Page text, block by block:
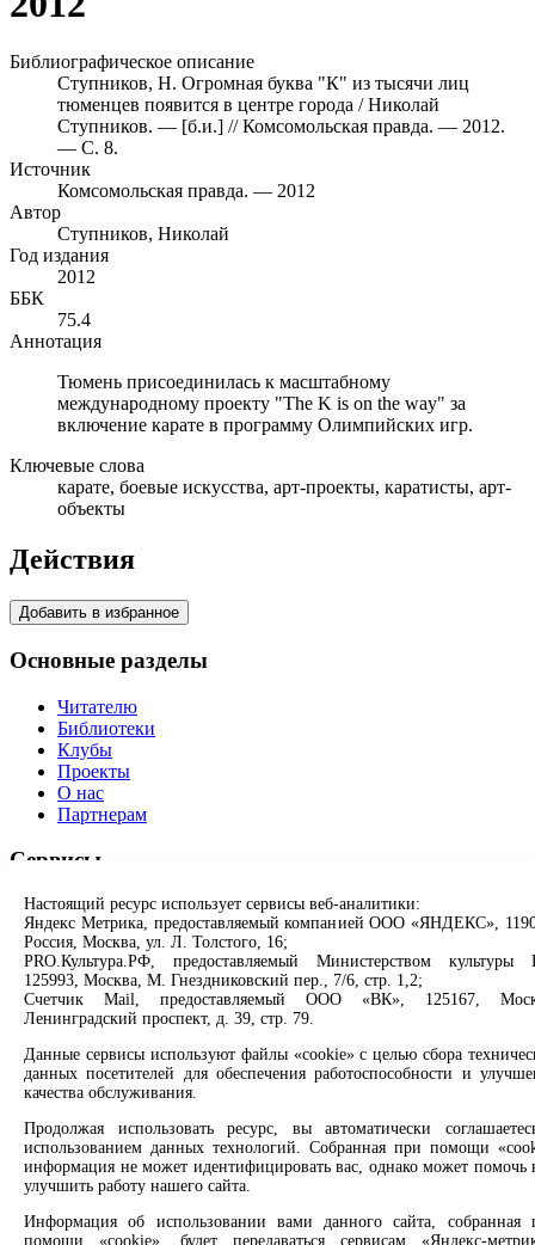
Библиографическое описание
Ступников, Н. Огромная буква "К" из тысячи лиц
тюменцев появится в центре города / Николай
Ступников. — [б.и.] // Комсомольская правда. — 2012.
— С. 8.
Источник
Комсомольская правда. — 2012
Автор
Ступников, Николай
Год издания
2012
ББК
75.4
Аннотация
Тюмень присоединилась к масштабному
международному проекту "The K is on the way" за
включение карате в программу Олимпийских игр.
Ключевые слова
карате, боевые искусства, арт-проекты, каратисты, арт-
объекты
Действия
Добавить в избранное
Основные разделы
Читателю
Библиотеки
Клубы
Проекты
О нас
Партнерам
Сервисы
Продлить книгу
Спроси библиотекаря
Спроси краеведа
Оцените качество услуг
Направить обращение директору
Вконтакте
Одноклассники
Max
Rutube
Заметили опечатку? Выделите текст с ошибкой и нажмите
клавиши Ctrl+Enter или ссылку ниже
Настоящий ресурс использует сервисы веб-аналитики:
Яндекс Метрика, предоставляемый компанией ООО «ЯНДЕКС»,
Россия, Москва, ул. Л. Толстого, 16;
PRO.Культура.РФ, предоставляемый Министерством культуры
125993, Москва, М. Гнездниковский пер., 7/6, стр. 1,2;
Счетчик Mail, предоставляемый ООО «ВК», 125167,
Ленинградский проспект, д. 39, стр. 79.
Данные сервисы используют файлы «cookie» с целью сбора
данных посетителей для обеспечения работоспособности и
качества обслуживания.
Продолжая использовать ресурс, вы автоматически
использованием данных технологий. Собранная при помощи
информация не может идентифицировать вас, однако может помочь
улучшить работу нашего сайта.
Информация об использовании вами данного сайта, собранная
помощи «cookie», будет передаваться сервисам «Яндекс-